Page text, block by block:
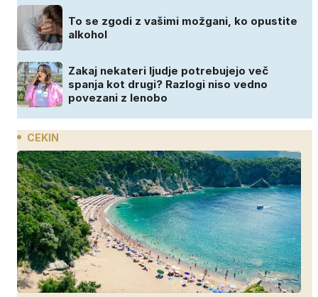
To se zgodi z vašimi možgani, ko opustite
alkohol
Zakaj nekateri ljudje potrebujejo več
spanja kot drugi? Razlogi niso vedno
povezani z lenobo
CEKIN